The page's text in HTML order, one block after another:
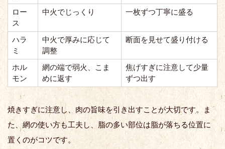
ロー
ス
中火でじっくり 一枚ずつ丁寧に盛る
ハラ
ミ
中火で厚みに応じて
調整
断面を見せて盛り付ける
ホル
モン
網の端で弱火、こま
めに返す
焦げすぎに注意して少量
ずつ出す
焼きすぎに注意し、肉の旨味を引き出すことが大切です。ま
た、網の使い方も工夫し、脂の多い部位は脂が落ちる位置に
置くのがコツです。